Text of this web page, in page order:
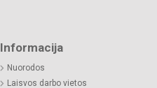
Informacija
Nuorodos
Laisvos darbo vietos